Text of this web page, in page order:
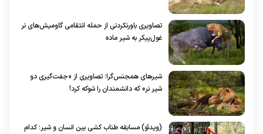
تصاویری باورنکردنی از حمله انتقامی گاومیش‌های نر
غول‌پیکر به شیر ماده
شیر‌های همجنس‌گرا؛ تصاویری از «جفت‌گیری دو
شیر نر» که دانشمندان را شوکه کرد!
(ویدئو) مسابقه طناب کشی بین انسان و شیر؛ کدام